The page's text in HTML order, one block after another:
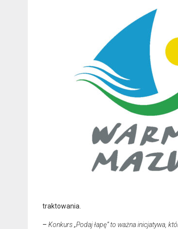
traktowania.
– Konkurs „Podaj łapę” to ważna inicjatywa,